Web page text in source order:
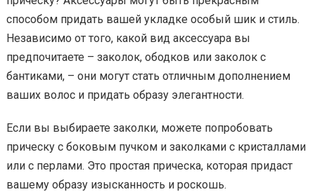
способом придать вашей укладке особый шик и стиль.
Независимо от того, какой вид аксессуара вы
предпочитаете – заколок, ободков или заколок с
бантиками, – они могут стать отличным дополнением
ваших волос и придать образу элегантности.
Если вы выбираете заколки, можете попробовать
прическу с боковым пучком и заколками с кристаллами
или с перлами. Это простая прическа, которая придаст
вашему образу изысканность и роскошь.